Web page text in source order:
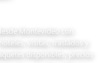
Montevideo con
visitas, traslados y
disponibles, precios